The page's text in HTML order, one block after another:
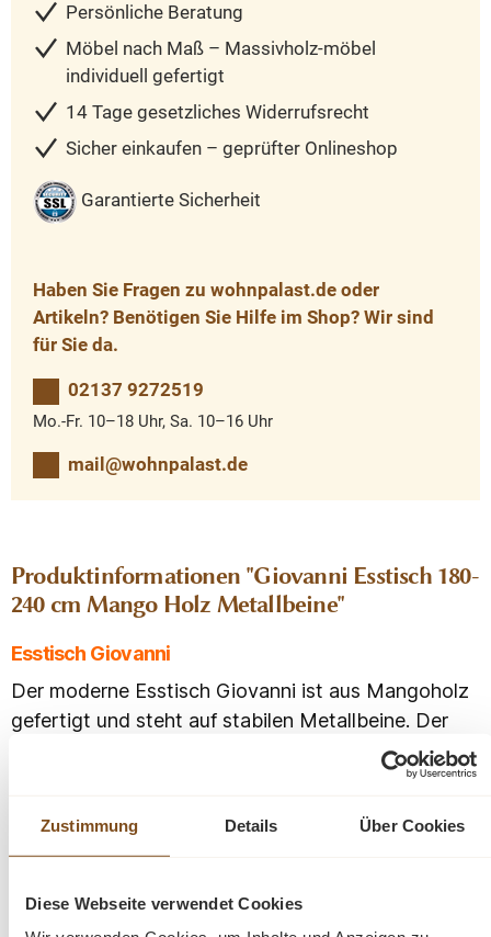
Zustimmung Details Über Cookies
Diese Webseite verwendet Cookies
Persönliche Beratung
Möbel nach Maß – Massivholz-möbel
individuell gefertigt
14 Tage gesetzliches Widerrufsrecht
Sicher einkaufen – geprüfter Onlineshop
Garantierte Sicherheit
Haben Sie Fragen zu wohnpalast.de oder
Artikeln? Benötigen Sie Hilfe im Shop? Wir sind
für Sie da.
02137 9272519
Mo.-Fr. 10–18 Uhr, Sa. 10–16 Uhr
mail@wohnpalast.de
Produktinformationen "Giovanni Esstisch 180-
240 cm Mango Holz Metallbeine"
Esstisch Giovanni
Der moderne Esstisch Giovanni ist aus Mangoholz
gefertigt und steht auf stabilen Metallbeine. Der
Tisch hat abgerundete Ecken, was der Tischplatte
eine Bootsform verleiht. Das Oberteil hat ein
luxuriösen Look verleiht. Kombinieren Sie den Tisch
Look.